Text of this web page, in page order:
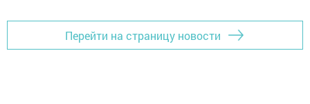
Перейти на страницу новости